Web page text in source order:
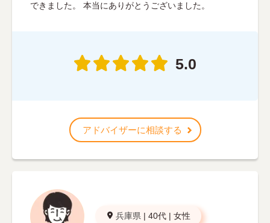
できました。 本当にありがとうございました。
5.0
アドバイザーに相談する
兵庫県 | 40代 | 女性